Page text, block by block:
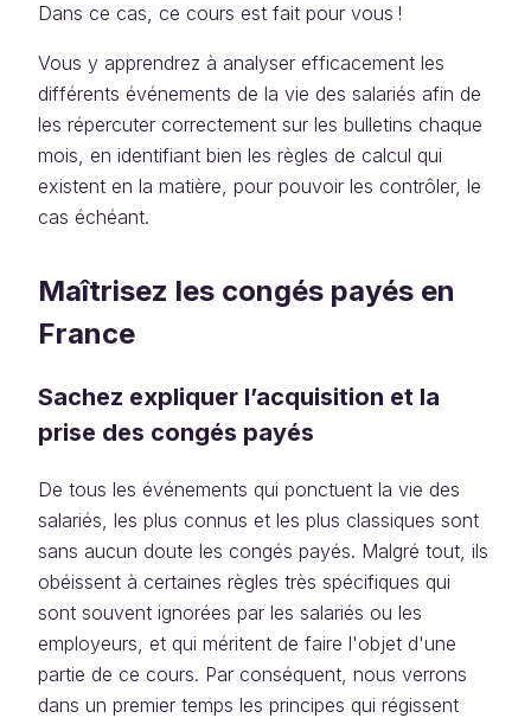
Dans ce cas, ce cours est fait pour vous !
Vous y apprendrez à analyser efficacement les
différents événements de la vie des salariés afin de
les répercuter correctement sur les bulletins chaque
mois, en identifiant bien les règles de calcul qui
existent en la matière, pour pouvoir les contrôler, le
cas échéant.
Maîtrisez les congés payés en
France
Sachez expliquer l’acquisition et la
prise des congés payés
De tous les événements qui ponctuent la vie des
salariés, les plus connus et les plus classiques sont
sans aucun doute les congés payés. Malgré tout, ils
obéissent à certaines règles très spécifiques qui
sont souvent ignorées par les salariés ou les
employeurs, et qui méritent de faire l'objet d'une
partie de ce cours. Par conséquent, nous verrons
dans un premier temps les principes qui régissent